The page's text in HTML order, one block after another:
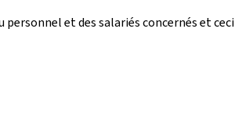
et des salariés concernés et